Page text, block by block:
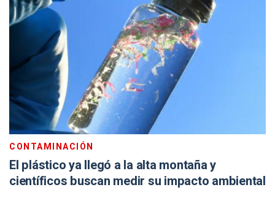
CONTAMINACIÓN
El plástico ya llegó a la alta montaña y
científicos buscan medir su impacto ambiental